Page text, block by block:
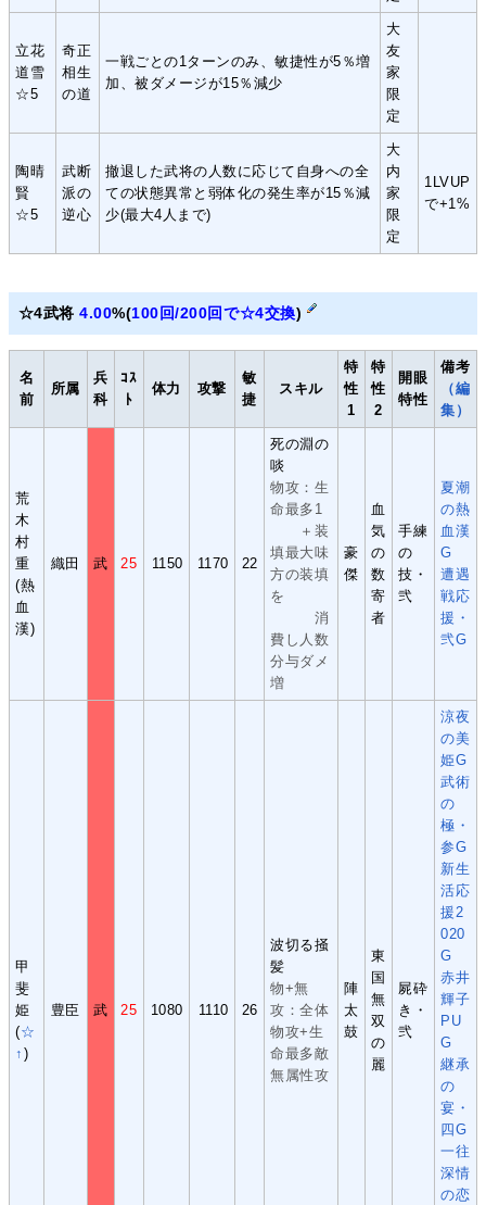
立花
道雪
☆5
奇正
相生
の道
一戦ごとの1ターンのみ、敏捷性が5％増
加、被ダメージが15％減少
大
友
家
限
定
陶晴
賢
☆5
武断
派の
逆心
撤退した武将の人数に応じて自身への全
ての状態異常と弱体化の発生率が15％減
少(最大4人まで)
大
内
家
限
定
1LVUP
で+1%
☆4武将4.00%(100回/200回で☆4交換)
名
前
所属
兵
科
ｺｽ
ﾄ
体力 攻撃
敏
捷
スキル
特
性
1
特
性
2
開眼
特性
備考
（編
集）
荒
木
村
重
(熱
血
漢)
織田 武 25 1150 1170 22
死の淵の
啖
物攻：生
命最多1
＋装
填最大味
方の装填
を
消
費し人数
分与ダメ
増
豪
傑
血
気
の
数
寄
者
手練
の
技・
弐
夏潮
の熱
血漢
G
遭遇
戦応
援・
弐G
甲
斐
姫
(☆
↑ )
豊臣 武 25 1080 1110 26
波切る掻
髪
物+無
攻：全体
物攻+生
命最多敵
無属性攻
陣
太
鼓
東
国
無
双
の
麗
屍砕
き・
弐
涼夜
の美
姫G
武術
の
極・
参G
新生
活応
援2
020
G
赤井
輝子
PU
G
継承
の
宴・
四G
一往
深情
の恋